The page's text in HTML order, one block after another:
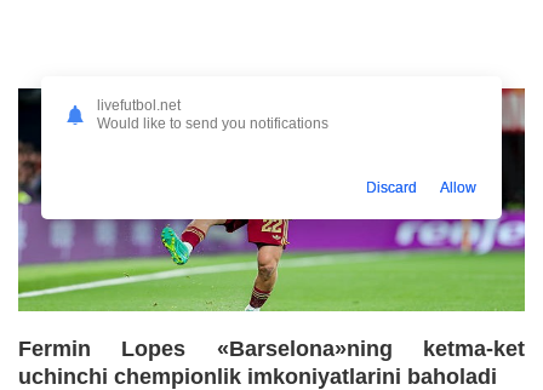
Fermin Lopes «Barselona»ning ketma-ket
uchinchi chempionlik imkoniyatlarini baholadi
livefutbol.net
Would like to send you notifications
Discard Allow